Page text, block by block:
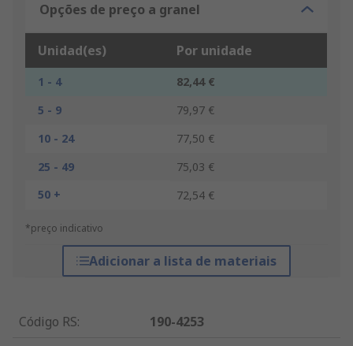
Opções de preço a granel
Unidad(es) Por unidade
1 - 4
82,44 €
5 - 9
79,97 €
10 - 24
77,50 €
25 - 49
75,03 €
50 +
72,54 €
*preço indicativo
Adicionar a lista de materiais
Código RS:
190-4253